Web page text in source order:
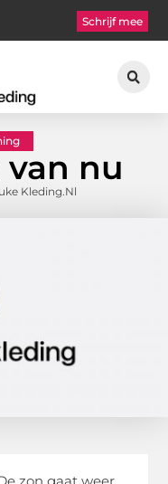
Schrijf mee
nu
Kleding.nl
zon gaat weer